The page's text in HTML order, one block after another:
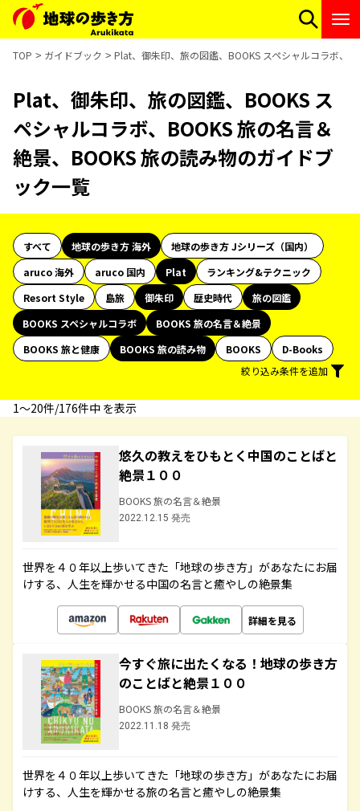
TOP ガイドブック Plat、御朱印、旅の図鑑、BOOKS スペシャルコラボ、
Plat、御朱印、旅の図鑑、BOOKS ス
ペシャルコラボ、BOOKS 旅の名言＆
絶景、BOOKS 旅の読み物のガイドブ
ック一覧
すべて 地球の歩き方 海外
地球の歩き方 Jシリーズ（国内）
aruco 海外
aruco 国内 Plat
ランキング&テクニック
Resort Style
島旅 御朱印 歴史時代
旅の図鑑
BOOKS スペシャルコラボ
BOOKS 旅の名言＆絶景
BOOKS 旅と健康
BOOKS 旅の読み物 BOOKS
D-Books
絞り込み条件を追加
1〜20件/176件中 を表示
悠久の教えをひもとく中国のことばと
絶景１００
BOOKS 旅の名言＆絶景
2022.12.15 発売
世界を４０年以上歩いてきた「地球の歩き方」があなたにお届
けする、人生を輝かせる中国の名言と癒やしの絶景集
詳細を見る
今すぐ旅に出たくなる！地球の歩き方
のことばと絶景１００
BOOKS 旅の名言＆絶景
2022.11.18 発売
世界を４０年以上歩いてきた「地球の歩き方」があなたにお届
けする、人生を輝かせる旅の名言と癒やしの絶景集